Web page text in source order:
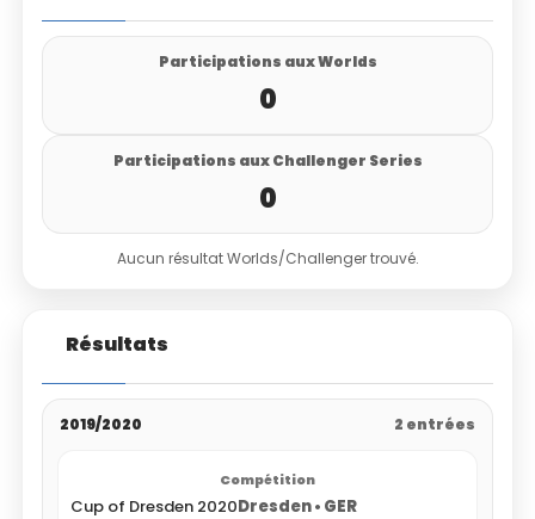
Participations aux Worlds
0
Participations aux Challenger Series
0
Aucun résultat Worlds/Challenger trouvé.
Résultats
2019/2020 2 entrées
Cup of Dresden 2020Dresden • GER